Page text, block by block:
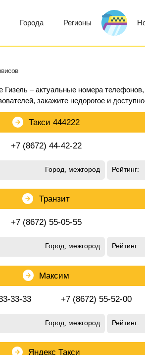
Города Регионы
Гизель – актуальные номера
закажите недорогое и
Такси 444222
+7 (8672) 44-42-22
Город, межгород Рейтинг:
Транзит
+7 (8672) 55-05-55
Город, межгород Рейтинг:
Максим
33-33 +7 (8672) 55-52-00
Город, межгород Рейтинг:
Яндекс Такси